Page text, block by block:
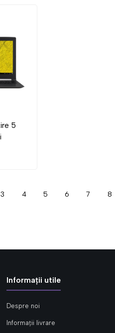
5
3 4 5 6 7 8
Informații utile
Despre noi
Informații livrare